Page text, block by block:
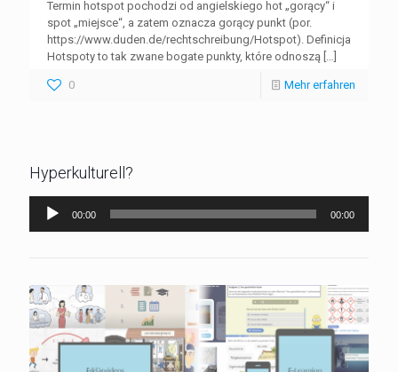
Termin hotspot pochodzi od angielskiego hot „gorący“ i
spot „miejsce“, a zatem oznacza gorący punkt (por.
https://www.duden.de/rechtschreibung/Hotspot). Definicja
Hotspoty to tak zwane bogate punkty, które odnoszą […]
0 Mehr erfahren
Hyperkulturell?
Audio-
Player
00:00 00:00